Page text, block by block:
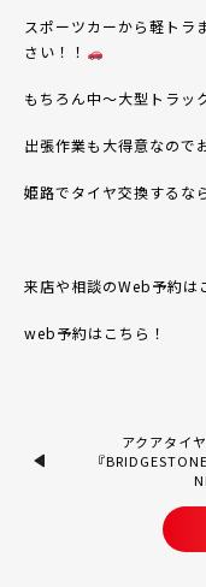
スポーツカーから軽トラ
さい！！
もちろん中〜大型トラッ
出張作業も大得意なので
姫路でタイヤ交換するな
来店や相談のWeb予約は
web予約はこちら！
アクアタイ
『